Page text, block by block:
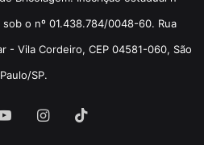
sob o nº 01.438.784/0048-60. Rua
- Vila Cordeiro, CEP 04581-060, São
Paulo/SP.
YouTubeInstagram